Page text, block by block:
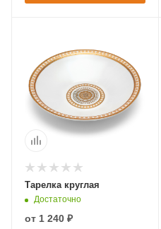
Тарелка круглая
Достаточно
от 1 240 ₽